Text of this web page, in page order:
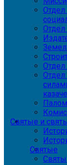
Отдел
Святые и
Святые